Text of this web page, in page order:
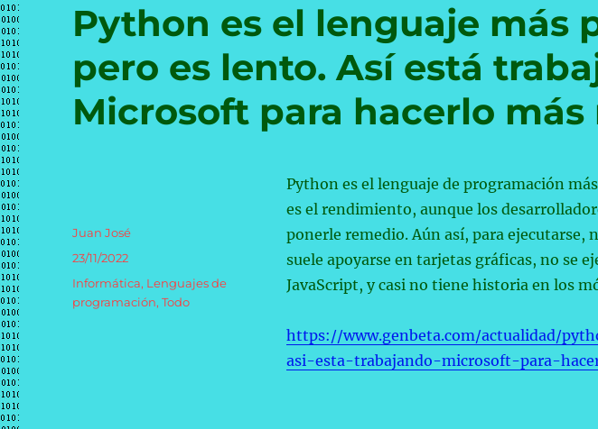
Python es el lenguaje más
pero es lento. Así está
Microsoft para hacerlo más
Python es el lenguaje de programación
es el rendimiento, aunque los
ponerle remedio. Aún así, para ejecutarse,
suele apoyarse en tarjetas gráficas, no se
JavaScript, y casi no tiene historia en los
https://www.genbeta.com/actualidad/
asi-esta-trabajando-microsoft-para-
Autor
Juan José
Publicado
23/11/2022
Categorías
Informática, Lenguajes de
programación,Todo